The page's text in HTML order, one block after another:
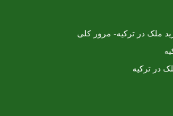
ملک در ترکیه- مرور کلی
در ترکیه